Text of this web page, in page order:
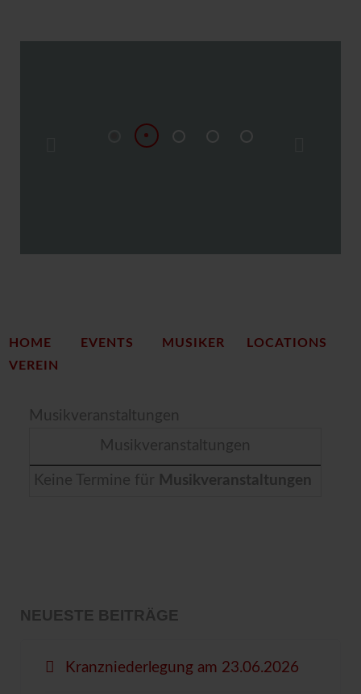
HOME EVENTS MUSIKER
LOCATIONS
VEREIN
Musikveranstaltungen
Musikveranstaltungen
Keine Termine für Musikveranstaltungen
NEUESTE BEITRÄGE
Kranzniederlegung am 23.06.2026